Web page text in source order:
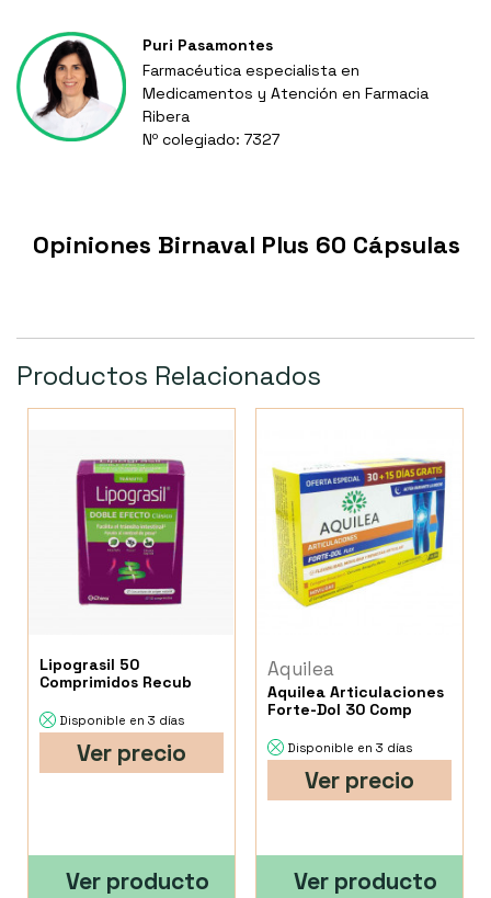
Puri Pasamontes
Farmacéutica especialista en
Medicamentos y Atención en Farmacia
Ribera
Nº colegiado: 7327
Opiniones Birnaval Plus 60 Cápsulas
Productos Relacionados
Lipograsil 50
Comprimidos Recub
Disponible en 3 días
Ver precio
Ver producto
Aquilea
Aquilea Articulaciones
Forte-Dol 30 Comp
Disponible en 3 días
Ver precio
Ver producto